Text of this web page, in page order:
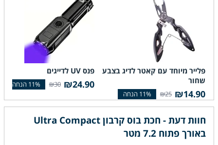
חוות דעת - חכת בוס קרבון Ultra Compact
באורך פתוח 7.2 מטר
פלייר מיוחד עם קאטר לדיג בצבע
שחור
₪14.90
₪25
פנס UV לדייגים
₪24.90
₪30